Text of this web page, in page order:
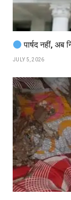
पार्षद नहीं, अब
JULY 5, 2026